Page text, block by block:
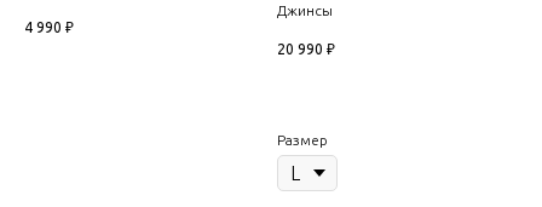
4 990 ₽
Джинсы
20 990 ₽
Размер